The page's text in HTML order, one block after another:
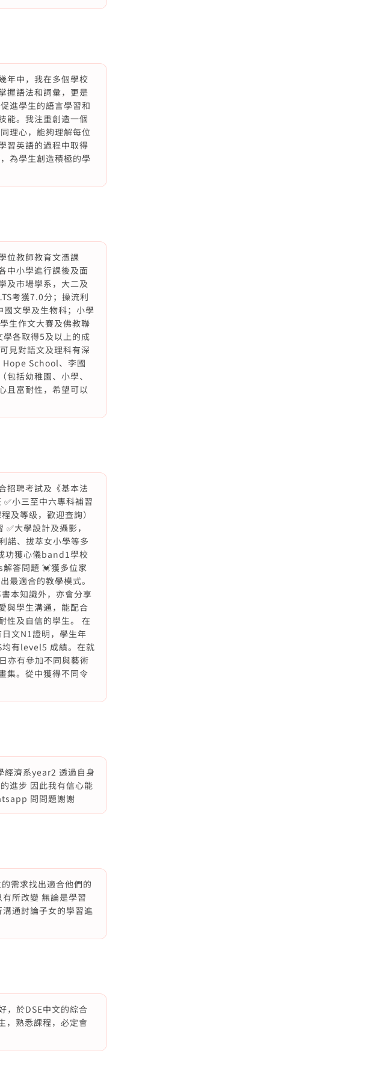
年中，我在多個學校
握語法和詞彙，更是
進學生的語言學習和
能。我注重創造一個
理心，能夠理解每位
習英語的過程中取得
為學生創造積極的學
位教師教育文憑課
中小學進行課後及面
及市場學系，大二及
考獲7.0分；操流利
文學及生物科；小學
生作文大賽及佛教聯
各取得5及以上的成
見對語文及理科有深
School、李國
括幼稚園、小學、
且富耐性，希望可以
招聘考試及《基本法
小三至中六專科補習
及等级，歡迎查詢）
大學設計及攝影，
諾、拔萃女小學等多
功獲心儀band1學校
答問題 💓獲多位家
最適合的教學模式。
本知識外，亦會分享
與學生溝通，能配合
性及自信的學生。 在
文N1證明，學生年
均有level5 成績。在就
亦有參加不同與藝術
集。從中獲得不同令
經濟系year2 透過自身
進步 因此我有信心能
問問題謝謝
需求找出適合他們的
所改變 無論是學習
通討論子女的學習進
，於DSE中文的綜合
，熟悉課程，必定會